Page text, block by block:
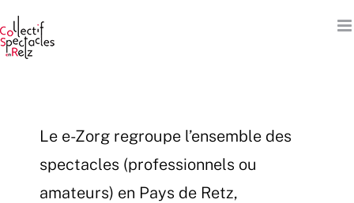
au
contenu
Le e-Zorg regroupe l’ensemble des
spectacles (professionnels ou
amateurs) en Pays de Retz,